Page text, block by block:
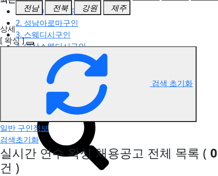
1. 일산마사지구인
2. 성남아로마구인
3. 스웨디시구인
4. 안산스웨디시구인
5. 아로마구인
연수 왁싱 구인정보
전남
전북 강원
제주
상세
[ 왁싱 ]
검색 초기화
일반 구인정보
검색초기화
실시간 연수 왁싱 채용공고 전체 목록 ( 0
건 )